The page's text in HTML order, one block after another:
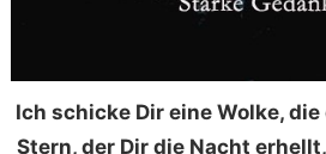
Ich schicke Dir eine Wolke,
Stern, der Dir die Nacht